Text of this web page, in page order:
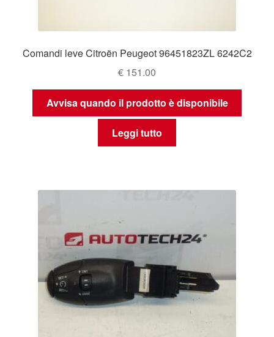
Comandi leve Citroën Peugeot 96451823ZL 6242C2
€ 151.00
Avvisa quando il prodotto è disponibile
Leggi tutto